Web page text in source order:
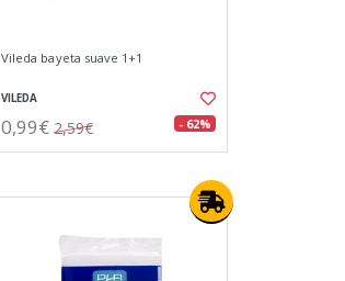
Vileda bayeta suave 1+1
VILEDA
0,99€ 2,59€ - 62%